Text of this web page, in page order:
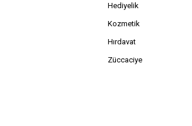
Hediyelik
Kozmetik
Hırdavat
Züccaciye